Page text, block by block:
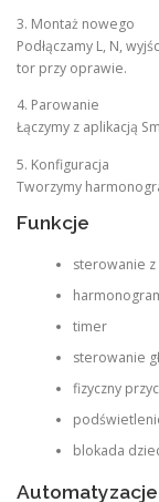
3. Montaż nowego
Podłączamy L, N,
tor przy oprawie.
4. Parowanie
Łączymy z aplikacją
5. Konfiguracja
Tworzymy
Funkcje
sterowanie
timer
sterowanie
fizyczny
blokada